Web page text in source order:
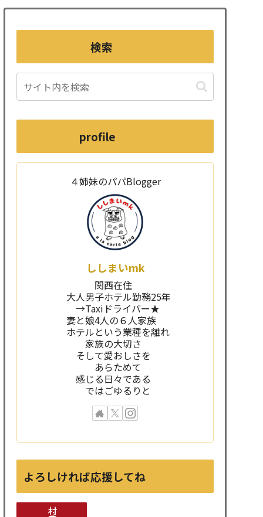
検索
profile
４姉妹のパパBlogger
ししまいmk
関西在住
大人男子ホテル勤務25年
→Taxiドライバー★
妻と娘4人の６人家族
ホテルという業種を離れ
家族の大切さ
そして愛おしさを
あらためて
感じる日々である
ではごゆるりと
よろしければ応援してね